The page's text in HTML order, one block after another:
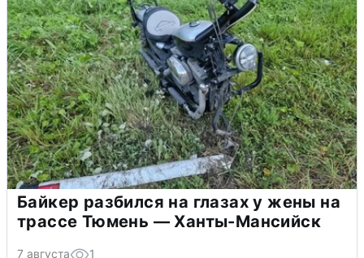
Байкер разбился на глазах у жены на
трассе Тюмень — Ханты-Мансийск
7 августа 1